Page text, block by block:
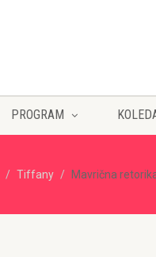
PROGRAM
Tiffany Mavrična